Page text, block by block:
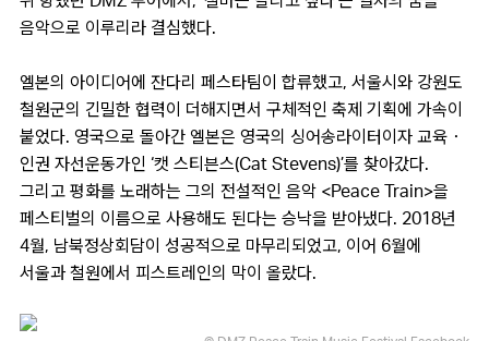
음악으로 이루리라 결심했다.
엘본의 아이디어에 잔다리 페스타팀이 합류했고, 서울시와 강원도
철원군의 긴밀한 협력이 더해지면서 구체적인 축제 기획에 가속이
붙었다. 영국으로 돌아간 엘본은 영국의 싱어송라이터이자 교육・
인권 자선운동가인 ‘캣 스티븐스(Cat Stevens)’를 찾아갔다.
그리고 평화를 노래하는 그의 전설적인 음악 <Peace Train>을
페스티벌의 이름으로 사용해도 된다는 승낙을 받아냈다. 2018년
4월, 남북정상회담이 성공적으로 마무리되었고, 이어 6월에
서울과 철원에서 피스트레인의 막이 올랐다.